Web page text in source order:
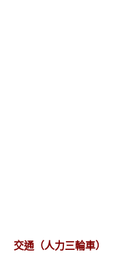
交通（人力三輪車）